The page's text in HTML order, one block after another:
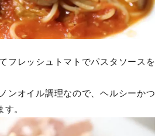
フレッシュトマトでパスタソースを
ンオイル調理なので、ヘルシーかつ
。